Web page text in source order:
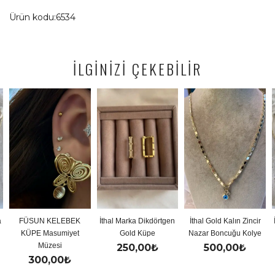
Ürün kodu:6534
İLGİNİZİ ÇEKEBİLİR
FÜSUN KELEBEK
KÜPE Masumiyet
Müzesi
300,00₺
İthal Marka Dikdörtgen
Gold Küpe
250,00₺
İthal Gold Kalın Zincir
Nazar Boncuğu Kolye
500,00₺